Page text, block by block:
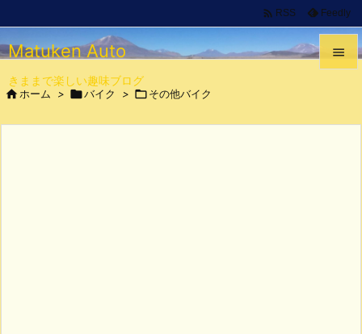
Matuken Auto
きままで楽しい趣味ブログ


 RSS Feedly
ホーム > バイク > その他バイク